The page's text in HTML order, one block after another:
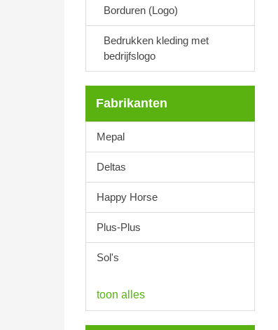
Borduren (Logo)
Bedrukken kleding met
bedrijfslogo
Fabrikanten
Mepal
Deltas
Happy Horse
Plus-Plus
Sol's
toon alles